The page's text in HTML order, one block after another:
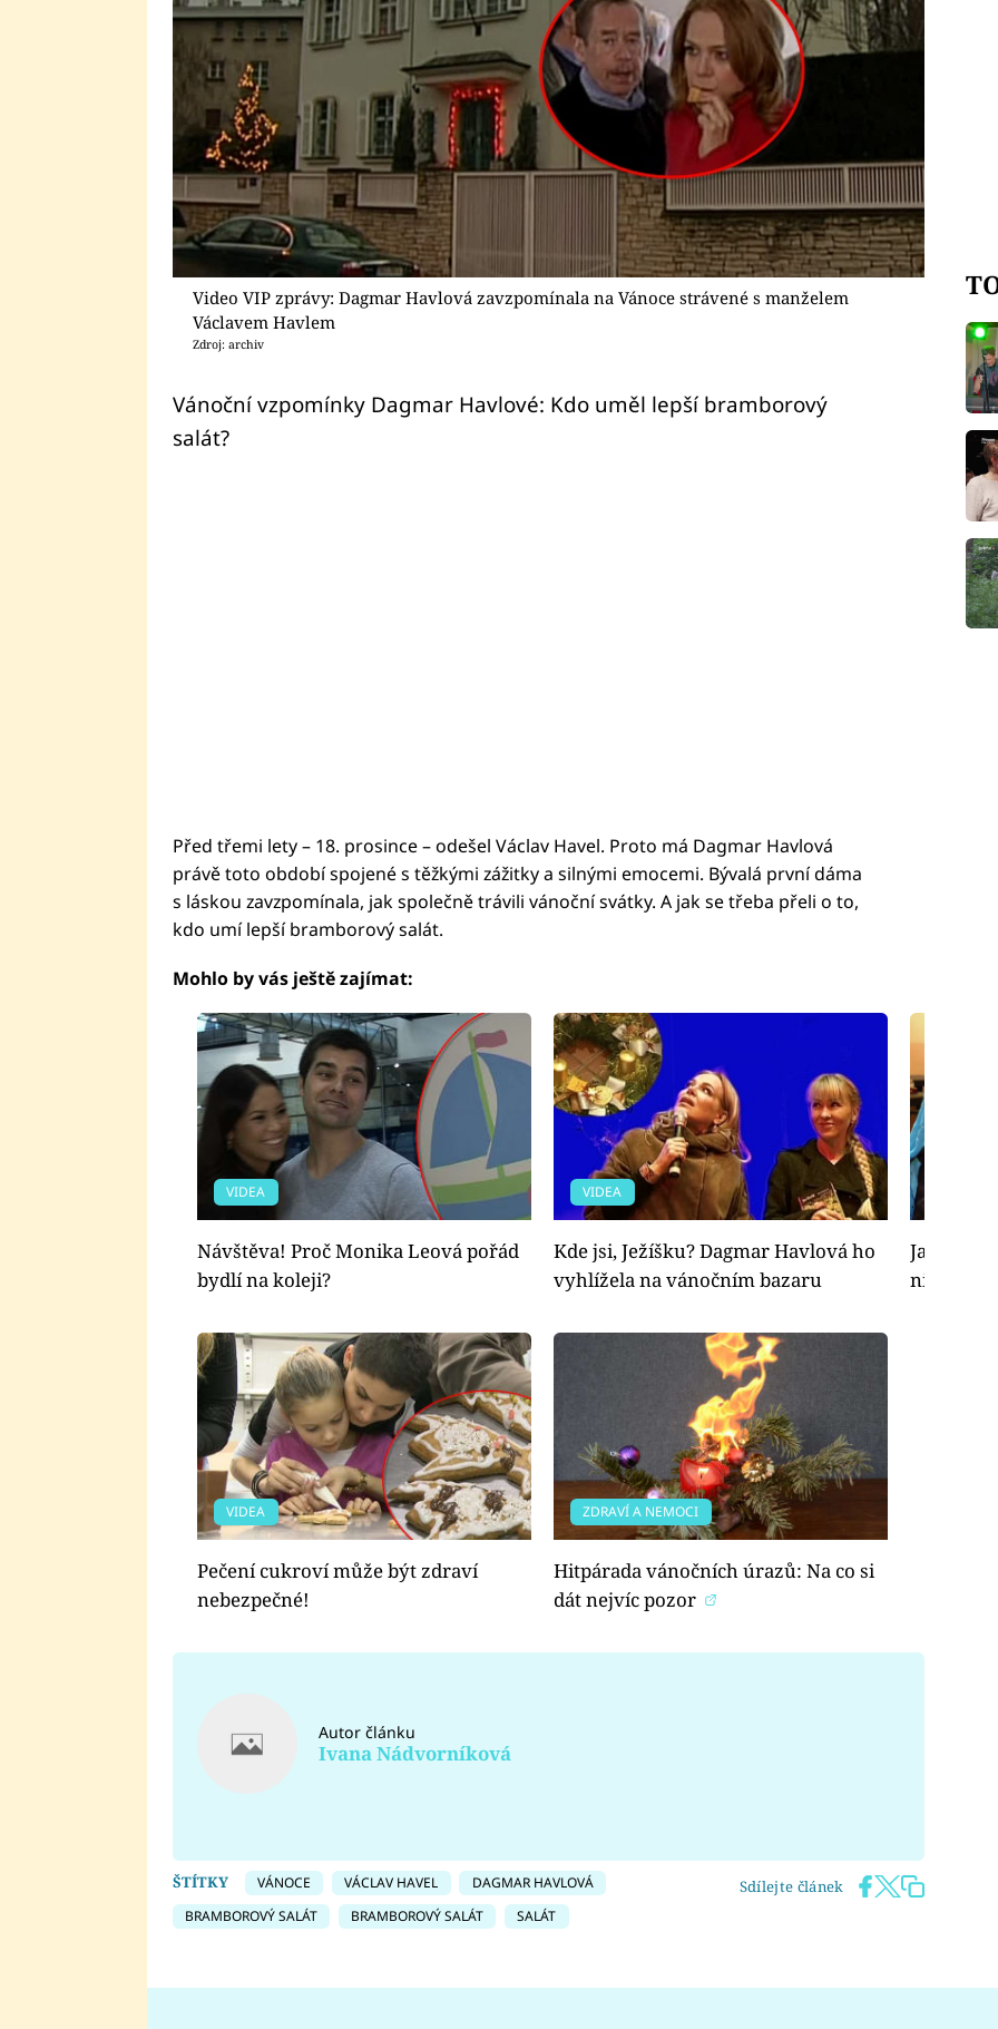
Video VIP zprávy: Dagmar Havlová zavzpomínala na Vánoce strávené s manželem
Václavem Havlem
Zdroj: archiv
Vánoční vzpomínky Dagmar Havlové: Kdo uměl lepší bramborový
salát?
Před třemi lety – 18. prosince – odešel Václav Havel. Proto má Dagmar Havlová
právě toto období spojené s těžkými zážitky a silnými emocemi. Bývalá první dáma
s láskou zavzpomínala, jak společně trávili vánoční svátky. A jak se třeba přeli o to,
kdo umí lepší bramborový salát.
Mohlo by vás ještě zajímat:
VIDEA
Návštěva! Proč Monika Leová pořád
bydlí na koleji?
VIDEA
Kde jsi, Ježíšku? Dagmar Havlová ho
vyhlížela na vánočním bazaru
Jana
nikdo jí
VIDEA
Pečení cukroví může být zdraví
nebezpečné!
ZDRAVÍ A NEMOCI
Hitpárada vánočních úrazů: Na co si
dát nejvíc pozor
Autor článku
Ivana Nádvorníková
Sdílejte článek
ŠTÍTKY VÁNOCE VÁCLAV HAVEL
DAGMAR HAVLOVÁ
BRAMBOROVÝ SALÁT
BRAMBOROVÝ SALÁT SALÁT